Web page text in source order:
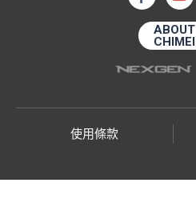
使用條款
ABOUT
CHIMEI